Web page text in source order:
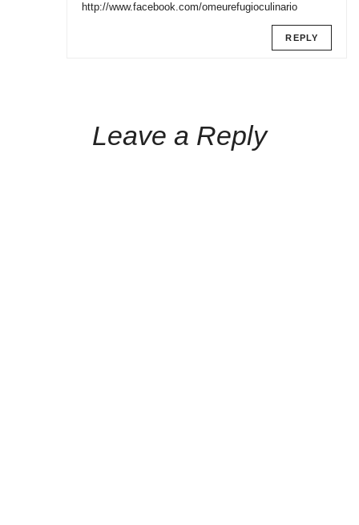
http://www.facebook.com/omeurefugioculinario
REPLY
Leave a Reply